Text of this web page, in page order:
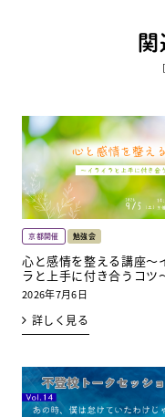
京都開催 勉強会
心と感情を整える講座～
ラと上手に付き合うコツ
2026年7月6日
詳しく見る